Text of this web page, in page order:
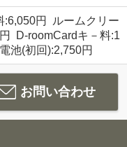
:6,050円 ルームクリー
D-roomCardキ－料:1
池(初回):2,750円
お問い合わせ